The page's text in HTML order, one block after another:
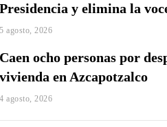
Presidencia y elimina la
5 agosto, 2026
Caen ocho personas por
vivienda en Azcapotzalco
4 agosto, 2026